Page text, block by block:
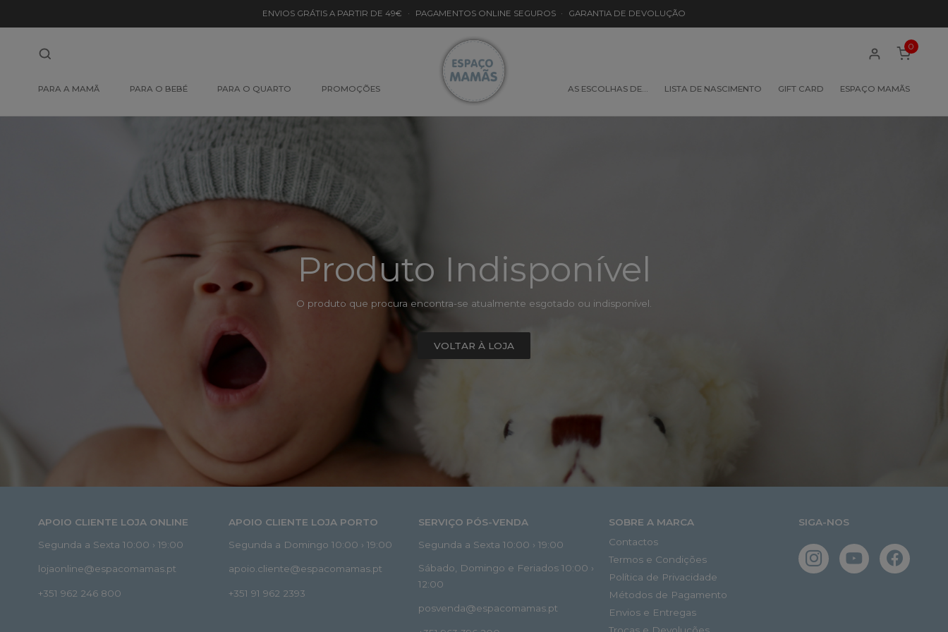
de
Produto
Sem
Produto
ENVIOS GRÁTIS A PARTIR DE 49€ · PAGAMENTOS ONLINE SEGUROS · GARANTIA DE DEVOLUÇÃO
PARA A MAMÃ PARA O BEBÉ PARA O QUARTO PROMOÇÕES AS ESCOLHAS DE… LISTA DE NASCIMENTO GIFT CARD ESPAÇO MAMÃS
0
Produto Indisponível
O produto que procura encontra-se atualmente esgotado ou indisponível.
VOLTAR À LOJA
APOIO CLIENTE LOJA ONLINE
Segunda a Sexta 10:00 › 19:00
lojaonline@espacomamas.pt
+351 962 246 800
APOIO CLIENTE LOJA PORTO
Segunda a Domingo 10:00 › 19:00
apoio.cliente@espacomamas.pt
+351 91 962 2393
SERVIÇO PÓS-VENDA
Segunda a Sexta 10:00 › 19:00
Sábado, Domingo e Feriados 10:00 ›
12:00
posvenda@espacomamas.pt
SOBRE A MARCA
Contactos
Termos e Condições
Política de Privacidade
Métodos de Pagamento
Envios e Entregas
SIGA-NOS